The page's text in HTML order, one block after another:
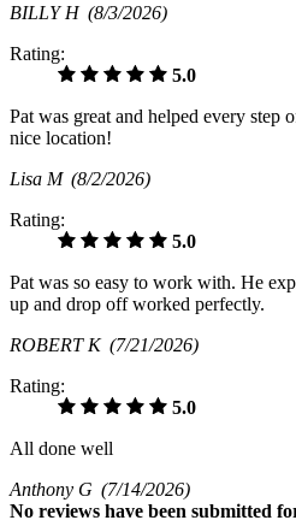
BILLY H (8/3/2026)
Rating:
5.0
Pat was great and helped every step
nice location!
Lisa M (8/2/2026)
Rating:
5.0
Pat was so easy to work with. He
up and drop off worked perfectly.
ROBERT K (7/21/2026)
Rating:
5.0
All done well
Anthony G (7/14/2026)
No reviews have been submitted